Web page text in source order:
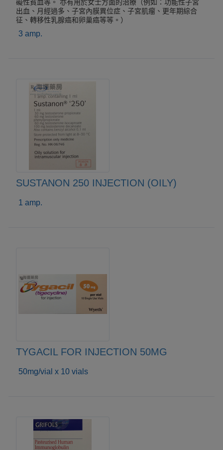
礙性貧血等。 亦有用於女士方面的治療（例如：功能性子宮
出血、月經過多、子宮內膜異位症、子宮肌瘤、更年期綜合
征、轉移性乳腺癌和卵巢癌等等。）
3 amp.
SUSTANON 250 INJECTION (OILY)
1 amp.
TYGACIL FOR INJECTION 50MG
50mg/vial x 10 vials